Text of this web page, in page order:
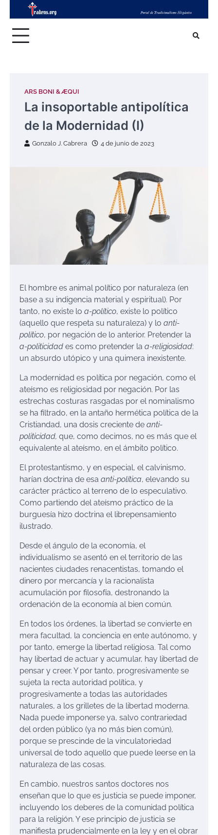
content
ARS BONI & ÆQUI
La insoportable antipolítica
de la Modernidad (I)
Gonzalo J. Cabrera 4 de junio de 2023
El hombre es animal político por naturaleza (en
base a su indigencia material y espiritual). Por
tanto, no existe lo a-político, existe lo político
(aquello que respeta su naturaleza) y lo anti-
político, por negación de lo anterior. Pretender la
a-politicidad es como pretender la a-religiosidad:
un absurdo utópico y una quimera inexistente.
La modernidad es política por negación, como el
ateísmo es religiosidad por negación. Por las
estrechas costuras rasgadas por el nominalismo
se ha filtrado, en la antaño hermética política de la
Cristiandad, una dosis creciente de anti-
politicidad, que, como decimos, no es más que el
equivalente al ateísmo, en el ámbito político.
El protestantismo, y en especial, el calvinismo,
harían doctrina de esa anti-política, elevando su
carácter práctico al terreno de lo especulativo.
Como partiendo del ateísmo práctico de la
burguesía hizo doctrina el librepensamiento
ilustrado.
Desde el ángulo de la economía, el
individualismo se asentó en el territorio de las
nacientes ciudades renacentistas, tomando el
dinero por mercancía y la racionalista
acumulación por filosofía, destronando la
ordenación de la economía al bien común.
En todos los órdenes, la libertad se convierte en
mera facultad, la conciencia en ente autónomo, y
por tanto, emerge la libertad religiosa. Tal como
hay libertad de actuar y acumular, hay libertad de
pensar y creer. Y por tanto, progresivamente se
sujeta la recta autoridad política, y
progresivamente a todas las autoridades
naturales, a los grilletes de la libertad moderna.
Nada puede imponerse ya, salvo contrariedad
del orden público (ya no más bien común),
porque se prescinde de la vinculatoriedad
universal de todo aquello que puede leerse en la
naturaleza de las cosas.
En cambio, nuestros santos doctores nos
enseñan que lo que es justicia se puede imponer,
incluyendo los deberes de la comunidad política
para la religión. Y ese principio de justicia se
manifiesta prudencialmente en la ley y en el obrar